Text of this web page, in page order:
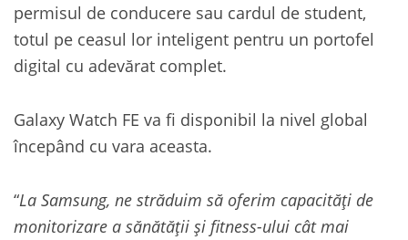
permisul de conducere sau cardul de student,
totul pe ceasul lor inteligent pentru un portofel
digital cu adevărat complet.
Galaxy Watch FE va fi disponibil la nivel global
începând cu vara aceasta.
“La Samsung, ne străduim să oferim capacități de
monitorizare a sănătății și fitness-ului cât mai